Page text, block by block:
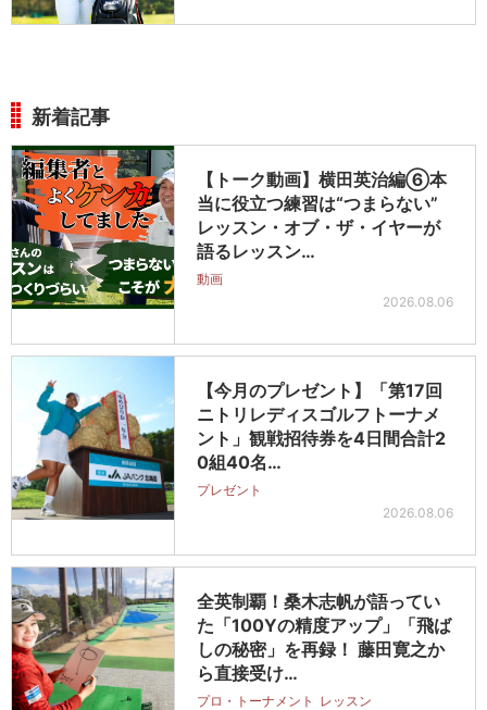
新着記事
【トーク動画】横田英治編⑥本
当に役立つ練習は“つまらない”
レッスン・オブ・ザ・イヤーが
語るレッスン…
動画
2026.08.06
【今月のプレゼント】「第17回
ニトリレディスゴルフトーナメ
ント」観戦招待券を4日間合計2
0組40名…
プレゼント
2026.08.06
全英制覇！桑木志帆が語ってい
た「100Yの精度アップ」「飛ば
しの秘密」を再録！ 藤田寛之か
ら直接受け…
プロ・トーナメント レッスン